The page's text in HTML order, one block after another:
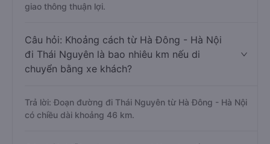
giao thông thuận lợi.
Câu hỏi: Khoảng cách từ Hà Đông - Hà Nội
đi Thái Nguyên là bao nhiêu km nếu di
chuyển bằng xe khách?
Trả lời: Đoạn đường đi Thái Nguyên từ Hà Đông - Hà Nội
có chiều dài khoảng 46 km.